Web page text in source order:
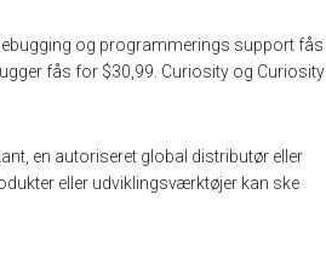
og programmerings support fås
fås for $30,99. Curiosity og Curiosity
en autoriseret global distributør eller
eller udviklingsværktøjer kan ske